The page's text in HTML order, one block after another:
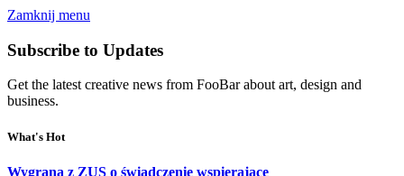
Zamknij menu
Subscribe to Updates
Get the latest creative news from FooBar about art, design and
business.
What's Hot
Wygrana z ZUS o świadczenie wspierające